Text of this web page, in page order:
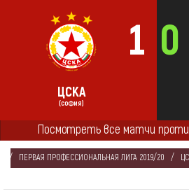
1 0
ЦСКА
(СОФИЯ)
Посмотреть все матчи
ГЛАВНАЯ СЕЗОНЫ
2019/20
ПЕРВАЯ ПРОФЕССИОНАЛЬНАЯ ЛИГА 2019/20